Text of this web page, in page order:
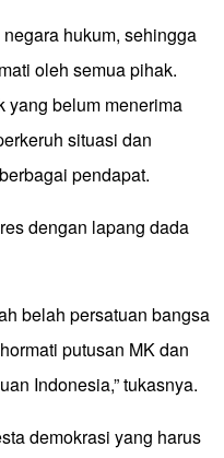
hukum, sehingga
oleh semua pihak.
yang belum menerima
situasi dan
pendapat.
dengan lapang dada
belah persatuan bangsa
putusan MK dan
Indonesia,” tukasnya.
demokrasi yang harus